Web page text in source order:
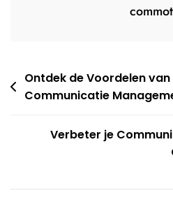
Berichtnavigatie
Ontdek de Voordelen
Communicatie
Verbeter je